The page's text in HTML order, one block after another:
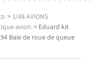
>1/48 AVIONS
avion > Eduard kit
Baie de roue de queue